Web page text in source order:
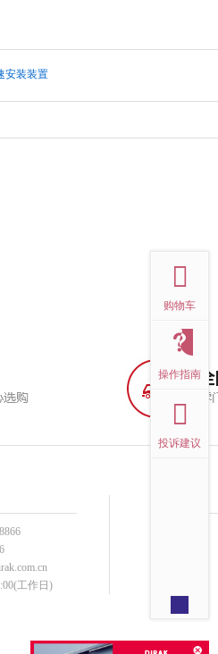
安装装置
工作日)
购物车
操作指南
投诉建议